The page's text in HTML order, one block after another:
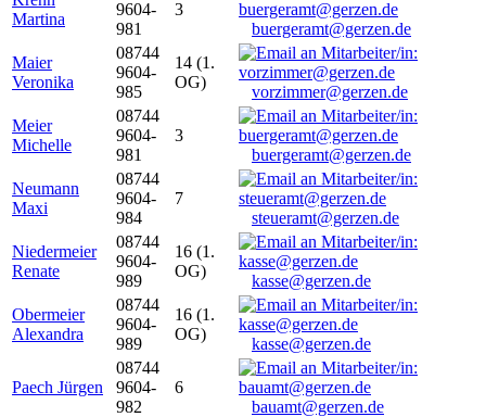
Martina
9604-
981
3
buergeramt@gerzen.de
Maier
Veronika
08744
9604-
985
14 (1.
OG)
vorzimmer@gerzen.de
Meier
Michelle
08744
9604-
981
3
buergeramt@gerzen.de
Neumann
Maxi
08744
9604-
984
7
steueramt@gerzen.de
Niedermeier
Renate
08744
9604-
989
16 (1.
OG)
kasse@gerzen.de
Obermeier
Alexandra
08744
9604-
989
16 (1.
OG)
kasse@gerzen.de
Paech Jürgen
08744
9604-
982
6
bauamt@gerzen.de